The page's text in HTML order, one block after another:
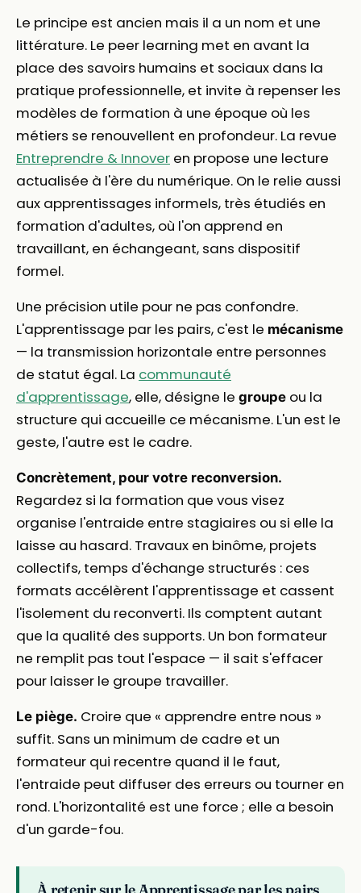
Le principe est ancien mais il a un nom et une
littérature. Le peer learning met en avant la
place des savoirs humains et sociaux dans la
pratique professionnelle, et invite à repenser les
modèles de formation à une époque où les
métiers se renouvellent en profondeur. La revue
Entreprendre & Innover en propose une lecture
actualisée à l'ère du numérique. On le relie aussi
aux apprentissages informels, très étudiés en
formation d'adultes, où l'on apprend en
travaillant, en échangeant, sans dispositif
formel.
Une précision utile pour ne pas confondre.
L'apprentissage par les pairs, c'est le mécanisme
— la transmission horizontale entre personnes
de statut égal. La communauté
d'apprentissage, elle, désigne le groupe ou la
structure qui accueille ce mécanisme. L'un est le
geste, l'autre est le cadre.
Concrètement, pour votre reconversion.
Regardez si la formation que vous visez
organise l'entraide entre stagiaires ou si elle la
laisse au hasard. Travaux en binôme, projets
collectifs, temps d'échange structurés : ces
formats accélèrent l'apprentissage et cassent
l'isolement du reconverti. Ils comptent autant
que la qualité des supports. Un bon formateur
ne remplit pas tout l'espace — il sait s'effacer
pour laisser le groupe travailler.
Le piège. Croire que « apprendre entre nous »
suffit. Sans un minimum de cadre et un
formateur qui recentre quand il le faut,
l'entraide peut diffuser des erreurs ou tourner en
rond. L'horizontalité est une force ; elle a besoin
d'un garde-fou.
À retenir sur le Apprentissage par les pairs